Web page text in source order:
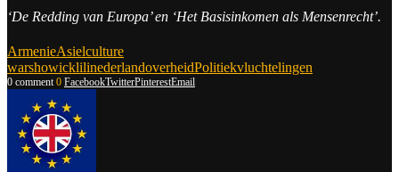
‘De Redding van Europa’ en ‘Het Basisinkomen als Mensenrecht’.
ArmenieAsielculture
warshowicklilinederlandoverheidPolitiekvluchtelingen
0 comment 0 FacebookTwitterPinterestEmail